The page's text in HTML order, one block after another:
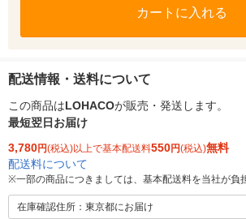
カートに入れる
配送情報・送料について
この商品はLOHACOが販売・発送します。
最短翌日お届け
3,780円(税込)以上で基本配送料550円(税込)無料
配送料について
※一部の商品につきましては、基本配送料を当社が負
在庫確認住所：東京都にお届け